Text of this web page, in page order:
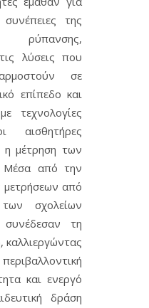
της
ρύπανσης,
λύσεις που
σε
επίπεδο και
τεχνολογίες
αισθητήρες
η μέτρηση των
Μέσα από την
από
σχολείων
τη
καλλιεργώντας
και ενεργό
δράση